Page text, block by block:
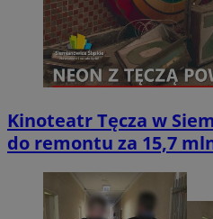
Kinoteatr Tęcza w
do remontu za 15,7 mln